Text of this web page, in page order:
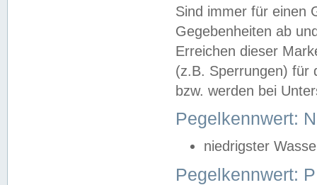
Sind immer für einen
Gegebenheiten ab
Erreichen dieser
(z.B. Sperrungen) für
bzw. werden bei
Pegelkennwert:
niedrigster
Pegelkennwert: